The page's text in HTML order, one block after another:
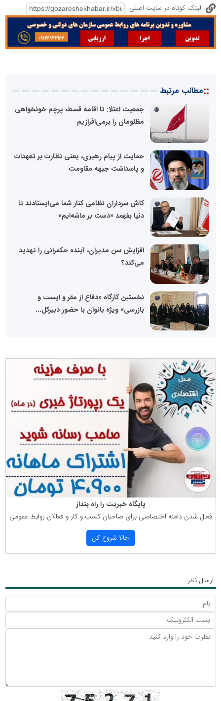
لینک کوتاه در سایت اصلی
::مطالب مرتبط
جمعیت اعتلا: تا اقامه قسط، پرچم خونخواهی
مظلومان را برمی‌افرازیم
حمایت از پیام رهبری، یعنی نظارت بر تعهدات
و پاسداشت جبهه مقاومت
کاش سرداران نظامی کنار شما می‌ایستادند تا
دنیا بفهمد «دست بر ماشه‌ایم»
افزایش سن مدیران، آینده حکمرانی را تهدید
می‌کند؟
نخستین کارگاه «دفاع از مقر و ایست و
بازرسی» ویژه بانوان با حضور دبیرکل...
پایگاه خبریت را راه بنداز
فعال شدن دامنه اختصاصی برای صاحبان كسب و كار و فعالان روابط عمومی
حالا شروع كن
ارسال نظر